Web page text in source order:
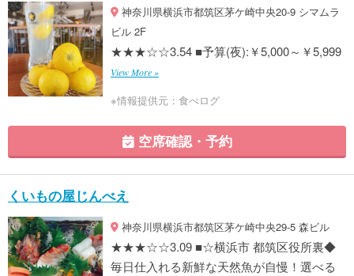
神奈川県横浜市都筑区茅ケ崎中央20-9 シマムラ
ビル 2F
★★★☆☆3.54 ■予算(夜):￥5,000～￥5,999
View More »
※情報提供元：食べログ
空席確認・予約
くいもの屋じんべえ
神奈川県横浜市都筑区茅ケ崎中央29-5 森ビル
★★★☆☆3.09 ■☆横浜市 都筑区役所裏◆
毎日仕入れる新鮮な天然魚が自慢！選べる